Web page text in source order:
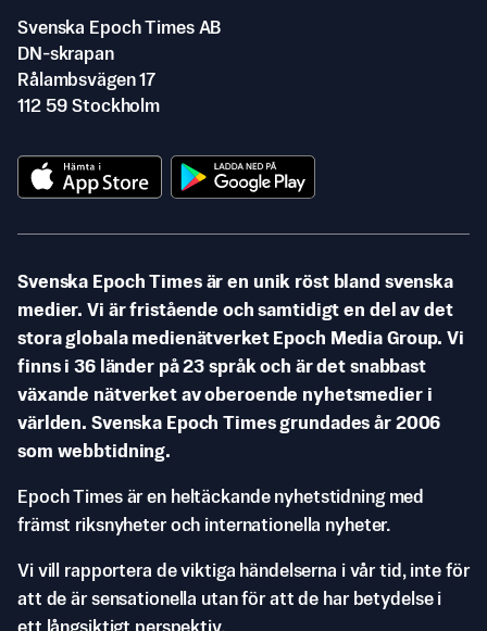
Svenska Epoch Times AB
DN-skrapan
Rålambsvägen 17
112 59 Stockholm
Svenska Epoch Times är en unik röst bland svenska
medier. Vi är fristående och samtidigt en del av det
stora globala medienätverket Epoch Media Group. Vi
finns i 36 länder på 23 språk och är det snabbast
växande nätverket av oberoende nyhetsmedier i
världen. Svenska Epoch Times grundades år 2006
som webbtidning.
Epoch Times är en heltäckande nyhetstidning med
främst riksnyheter och internationella nyheter.
Vi vill rapportera de viktiga händelserna i vår tid, inte för
att de är sensationella utan för att de har betydelse i